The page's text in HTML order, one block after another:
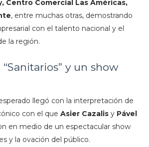
Centro Comercial Las Américas,
, entre muchas otras, demostrando
con el talento nacional y el
la región.
y un show
llegó con la interpretación de
con el que Asier Cazalisy Pável
en medio de un espectacular show
y la ovación del público.